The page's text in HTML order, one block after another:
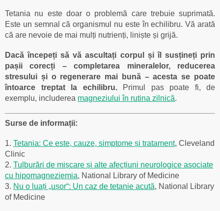
Tetania nu este doar o problemă care trebuie suprimată.
Este un semnal că organismul nu este în echilibru. Vă arată
că are nevoie de mai mulți nutrienți, liniște și grijă.
Dacă începeți să vă ascultați corpul și îl susțineți prin
pașii corecți – completarea mineralelor, reducerea
stresului și o regenerare mai bună – acesta se poate
întoarce treptat la echilibru.Primul pas poate fi, de
exemplu, includerea magneziului în rutina zilnică.
Surse de informații:
1. Tetania: Ce este, cauze, simptome și tratament, Cleveland
Clinic
2. Tulburări de mișcare și alte afecțiuni neurologice asociate
cu hipomagneziemia, National Library of Medicine
3. Nu o luați „ușor“: Un caz de tetanie acută, National Library
of Medicine